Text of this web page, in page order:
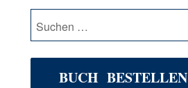
Suche
nach:
BUCH BESTELLEN